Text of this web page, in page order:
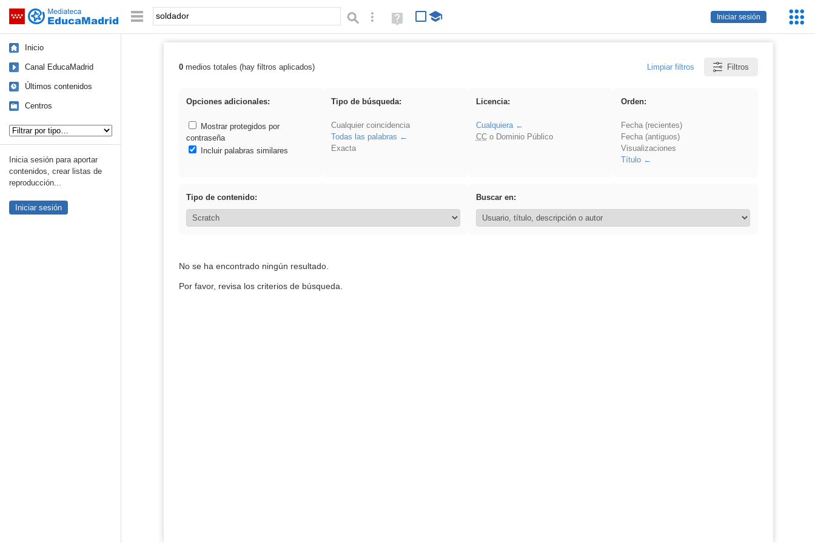
Saltar navegación
Iniciar sesión
Palabra o frase: Búsqueda avanzada
Ayuda
(en
Inicio
Canal EducaMadrid
Últimos contenidos
Centros
Inicia sesión para aportar
contenidos, crear listas de
reproducción...
Iniciar sesión
Resultados de: soldador
0medios totales (hay filtros aplicados) Limpiar filtros Filtros
Opciones adicionales:
Mostrar protegidos por
contraseña
Incluir palabras similares
Tipo de búsqueda:
Cualquier coincidencia
Todas las palabras
Exacta
Licencia:
Cualquiera
CCo Dominio Público
Orden:
Fecha (recientes)
Fecha (antiguos)
Visualizaciones
Título
Tipo de contenido: Buscar en:
No se ha encontrado ningún resultado.
Por favor, revisa los criterios de búsqueda.